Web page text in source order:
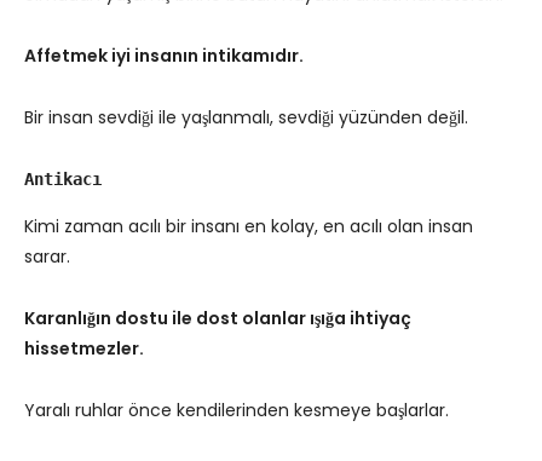
Affetmek iyi insanın intikamıdır.
Bir insan sevdiği ile yaşlanmalı, sevdiği yüzünden değil.
Antikacı
Kimi zaman acılı bir insanı en kolay, en acılı olan insan
sarar.
Karanlığın dostu ile dost olanlar ışığa ihtiyaç
hissetmezler.
Yaralı ruhlar önce kendilerinden kesmeye başlarlar.